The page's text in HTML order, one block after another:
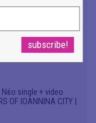
κυκλοφορία
single + video
OF IOANNINA CITY |